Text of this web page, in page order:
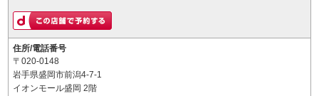
住所/電話番号
〒020-0148
岩手県盛岡市前潟4-7-1
イオンモール盛岡 2階